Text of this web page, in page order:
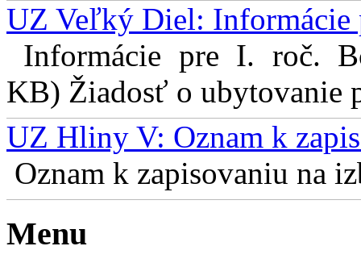
UZ Veľký Diel: Informácie
Informácie pre I. roč.
KB) Žiadosť o ubytovanie
UZ Hliny V: Oznam k
Oznam k zapisovaniu na
Menu